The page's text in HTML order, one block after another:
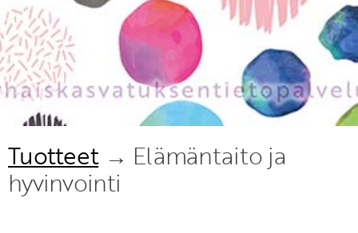
Tuotteet→ Elämäntaito ja
hyvinvointi